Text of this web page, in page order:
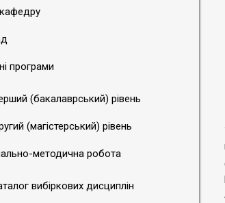
програми
(бакалаврський) рівень
(магістерський) рівень
методична робота
вибіркових дисциплін